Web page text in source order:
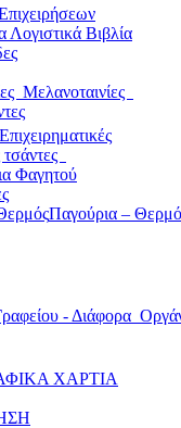
Λογιστικά Βιβλία
Μελανοταινίες
Φαγητού
Παγούρια –
ΧΑΡΤΙΑ